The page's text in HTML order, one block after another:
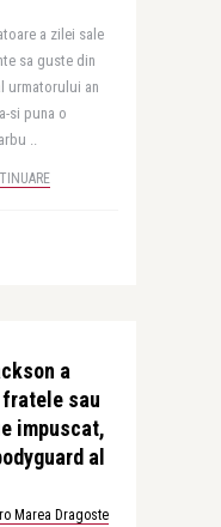
a zilei sale
sa guste din
urmatorului an
si puna o
..
a
sau
impuscat,
al
Marea Dragoste